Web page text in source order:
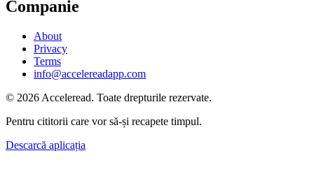
Companie
About
Privacy
Terms
info@accelereadapp.com
© 2026 Acceleread. Toate drepturile rezervate.
Pentru cititorii care vor să-și recapete timpul.
Descarcă aplicația